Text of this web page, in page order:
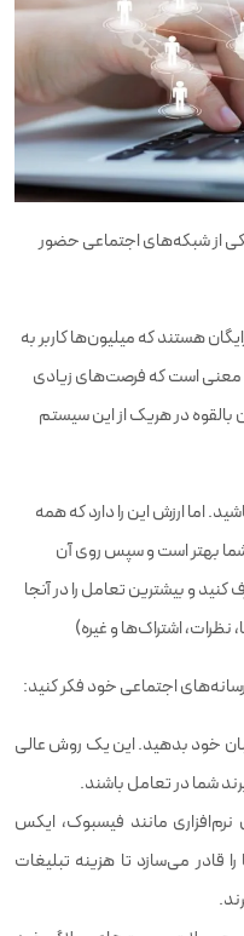
از شبکه‌های اجتماعی حضور
هستند که میلیون‌ها کاربر به
معنی است که فرصت‌های زیادی
بالقوه در هریک از این سیستم
اما ارزش این را دارد که همه
شما بهتر است و سپس روی آن
کنید و بیشترین تعامل را در آنجا
اشتراک‌ها و غیره)
رسانه‌های اجتماعی خود فکر کنید:
خود بدهید. این یک روش عالی
شما در تعامل باشند.
مانند فیسبوک، ایکس
قادر می‌سازد تا هزینه تبلیغات